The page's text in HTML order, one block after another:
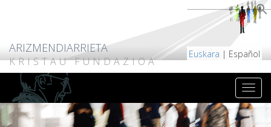
ARIZMENDIARRIETA
KRISTAU FUNDAZIOA
Euskara | Español